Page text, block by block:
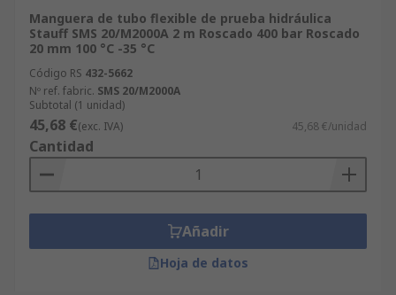
Manguera de tubo flexible de prueba hidráulica
Stauff SMS 20/M2000A 2 m Roscado 400 bar Roscado
20 mm 100 °C -35 °C
Código RS 432-5662
Nº ref. fabric. SMS 20/M2000A
Subtotal (1 unidad)
45,68 €(exc. IVA) 45,68 €/unidad
Cantidad
Añadir
Hoja de datos